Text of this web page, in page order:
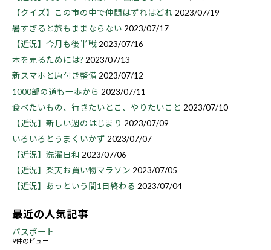
【クイズ】この市の中で仲間はずれはどれ 2023/07/19
暑すぎると旅もままならない 2023/07/17
【近況】今月も後半戦 2023/07/16
本を売るためには? 2023/07/13
新スマホと原付き整備2023/07/12
1000部の道も一歩から 2023/07/11
食べたいもの、行きたいとこ、やりたいこと 2023/07/10
【近況】新しい週のはじまり 2023/07/09
いろいろとうまくいかず 2023/07/07
【近況】洗濯日和 2023/07/06
【近況】楽天お買い物マラソン 2023/07/05
【近況】あっという間1日終わる 2023/07/04
最近の人気記事
パスポート
9件のビュー